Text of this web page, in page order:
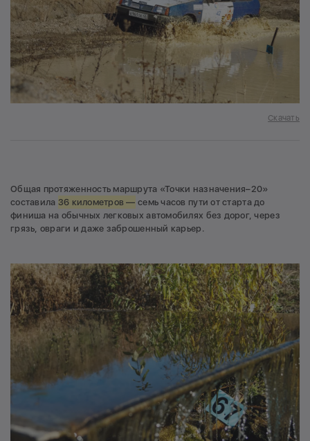
Скачать
Общая протяженность маршрута «Точки назначения–20»
составила 36 километров — семь часов пути от старта до
финиша на обычных легковых автомобилях без дорог, через
грязь, овраги и даже заброшенный карьер.